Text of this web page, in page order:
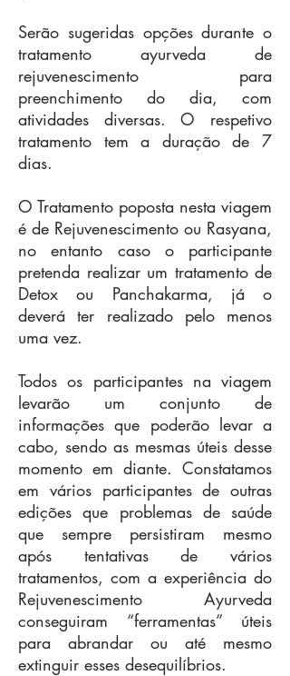
Serão sugeridas opções durante o
tratamento ayurveda de
rejuvenescimento para
preenchimento do dia, com
atividades diversas. O respetivo
tratamento tem a duração de 7
dias.
O Tratamento poposta nesta viagem
é de Rejuvenescimento ou Rasyana,
no entanto caso o participante
pretenda realizar um tratamento de
Detox ou Panchakarma, já o
deverá ter realizado pelo menos
uma vez.
Todos os participantes na viagem
levarão um conjunto de
informações que poderão levar a
cabo, sendo as mesmas úteis desse
momento em diante. Constatamos
em vários participantes de outras
edições que problemas de saúde
que sempre persistiram mesmo
após tentativas de vários
tratamentos, com a experiência do
Rejuvenescimento Ayurveda
conseguiram “ferramentas” úteis
para abrandar ou até mesmo
extinguir esses desequilíbrios.